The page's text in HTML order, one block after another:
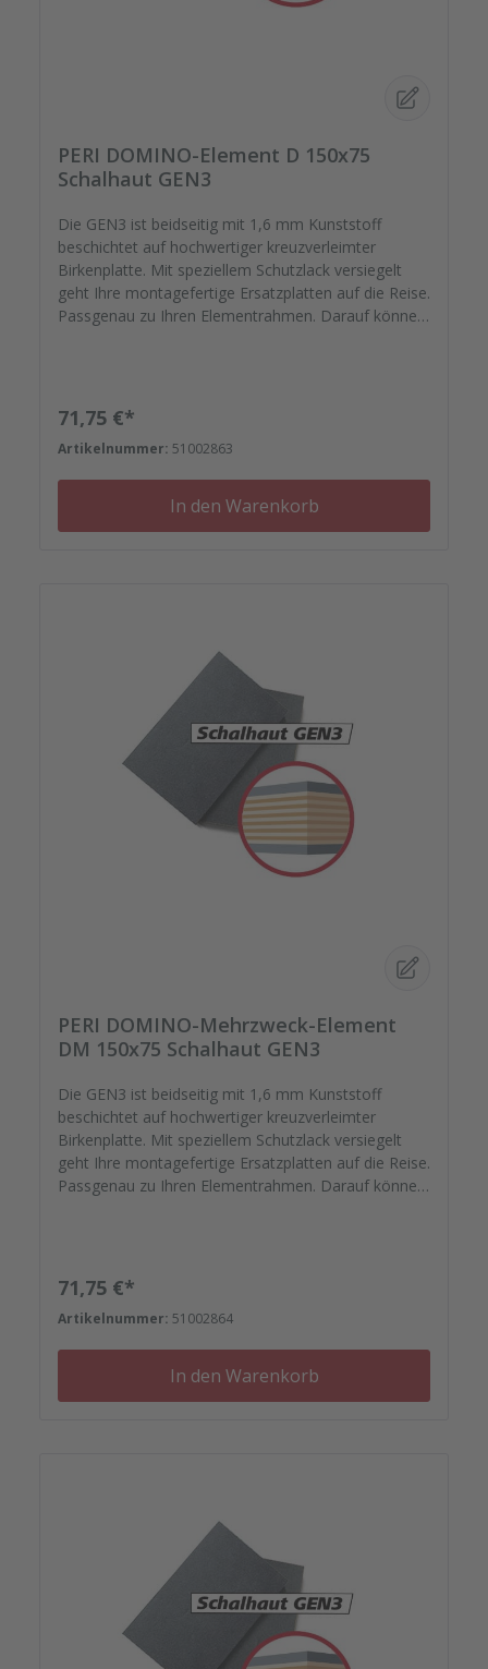
PERI DOMINO-Element D 150x75
Schalhaut GEN3
Die GEN3 ist beidseitig mit 1,6 mm Kunststoff
beschichtet auf hochwertiger kreuzverleimter
Birkenplatte. Mit speziellem Schutzlack versiegelt
geht Ihre montagefertige Ersatzplatten auf die Reise.
Passgenau zu Ihren Elementrahmen. Darauf können
Regulärer Preis:
71,75 €*
Artikelnummer: 51002863
In den Warenkorb
PERI DOMINO-Mehrzweck-Element
DM 150x75 Schalhaut GEN3
Die GEN3 ist beidseitig mit 1,6 mm Kunststoff
beschichtet auf hochwertiger kreuzverleimter
Birkenplatte. Mit speziellem Schutzlack versiegelt
geht Ihre montagefertige Ersatzplatten auf die Reise.
Passgenau zu Ihren Elementrahmen. Darauf können
Regulärer Preis:
71,75 €*
Artikelnummer: 51002864
In den Warenkorb